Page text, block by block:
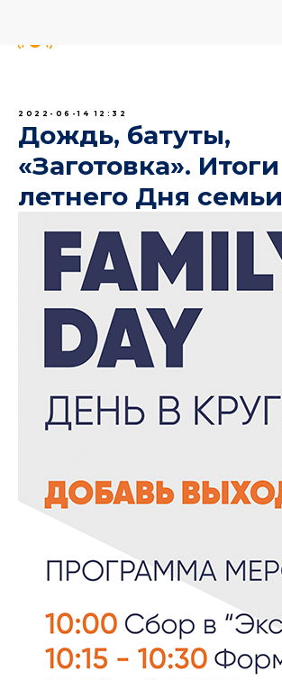
2022-06-14 12:32
Дождь, батуты,
«Заготовка». Итоги
летнего Дня семьи